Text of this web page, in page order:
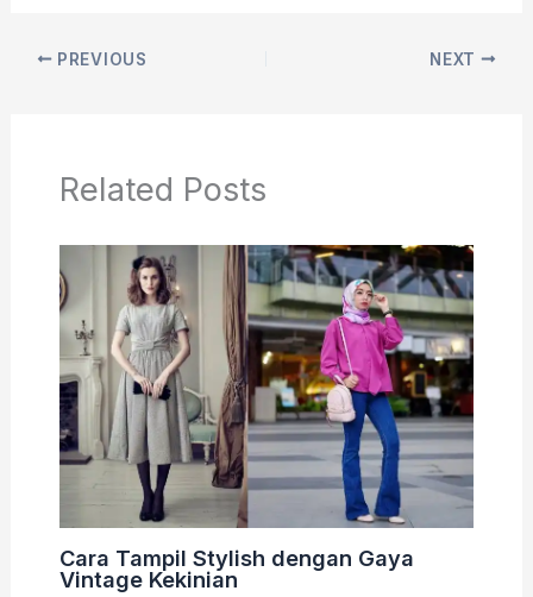
PREVIOUS NEXT
Related Posts
Cara Tampil Stylish dengan Gaya
Vintage Kekinian